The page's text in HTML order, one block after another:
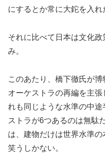
にするとか常に大鉈を入れ
それに比べて日本は文化
み。
このあたり、橋下徹氏が博
オーケストラの再編を主
れも同じような水準の中
ストラが6つあるのは無駄
は、建物だけは世界水準の
笑うしかない。